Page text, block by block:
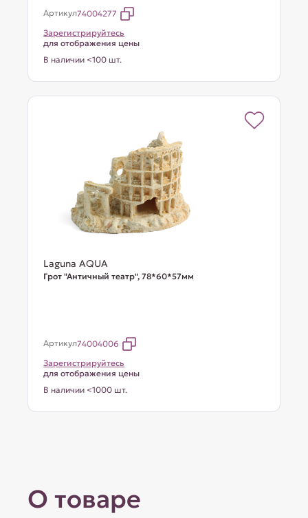
Артикул74004277
Зарегистрируйтесь
для отображения цены
В наличии <100 шт.
Laguna AQUA
Грот "Античный театр", 78*60*57мм
Артикул74004006
Зарегистрируйтесь
для отображения цены
В наличии <1000 шт.
О товаре